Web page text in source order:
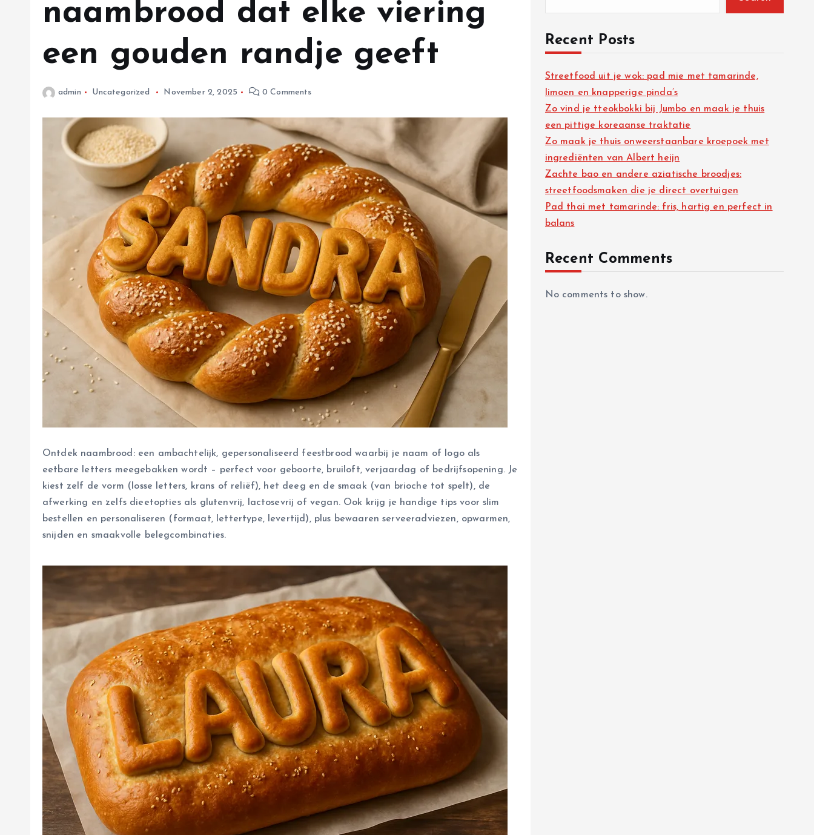
naambrood dat elke viering
een gouden randje geeft
admin Uncategorized November 2, 2025 0 Comments
Ontdek naambrood: een ambachtelijk, gepersonaliseerd feestbrood waarbij je naam of logo als
eetbare letters meegebakken wordt – perfect voor geboorte, bruiloft, verjaardag of bedrijfsopening. Je
kiest zelf de vorm (losse letters, krans of reliëf), het deeg en de smaak (van brioche tot spelt), de
afwerking en zelfs dieetopties als glutenvrij, lactosevrij of vegan. Ook krijg je handige tips voor slim
bestellen en personaliseren (formaat, lettertype, levertijd), plus bewaaren serveeradviezen, opwarmen,
snijden en smaakvolle belegcombinaties.
Recent Posts
Streetfood uit je wok: pad mie met tamarinde,
limoen en knapperige pinda’s
Zo vind je tteokbokki bij Jumbo en maak je thuis
een pittige koreaanse traktatie
Zo maak je thuis onweerstaanbare kroepoek met
ingrediënten van Albert heijn
Zachte bao en andere aziatische broodjes:
streetfoodsmaken die je direct overtuigen
Pad thai met tamarinde: fris, hartig en perfect in
balans
Recent Comments
No comments to show.